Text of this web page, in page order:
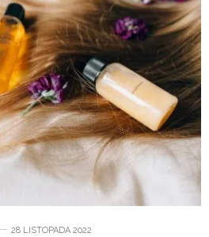
28 LISTOPADA 2022